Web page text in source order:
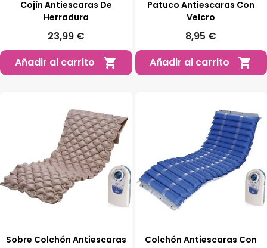
Cojín Antiescaras De
Herradura
23,99 €
Añadir al carrito

Patuco Antiescaras Con
Velcro
8,95 €
Añadir al carrito

Sobre Colchón Antiescaras
Colchón Antiescaras Con